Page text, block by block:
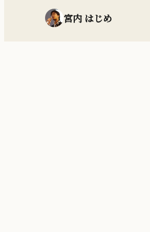
宮内 はじめ